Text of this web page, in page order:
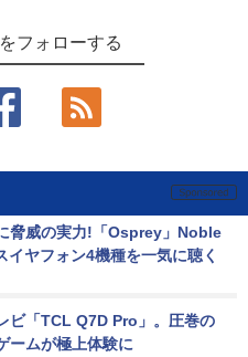
フォローする
脅威の実力!「Osprey」Noble
ヤフォン4機種を一気に聴く
ビ「TCL Q7D Pro」。圧巻の
ームが極上体験に